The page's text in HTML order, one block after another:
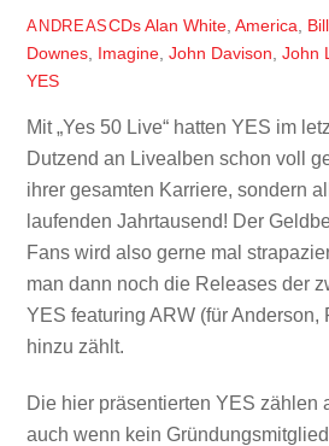
ANDREASCDsAlan White, America
Downes Imagine ,John Davison ,John
YES
Mit „Yes 50 Live“ hatten YES im
Dutzend an Livealben schon voll
ihrer gesamten Karriere, sondern
laufenden Jahrtausend! Der
Fans wird also gerne mal
man dann noch die Releases der
YES featuring ARW (für Anderson,
hinzu zählt.
Die hier präsentierten YES zählen
auch wenn kein